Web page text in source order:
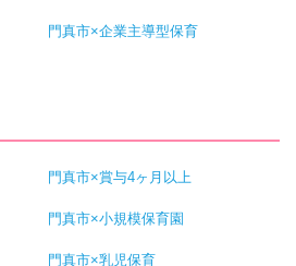
門真市×企業主導型保育
門真市×賞与4ヶ月以上
門真市×小規模保育園
門真市×乳児保育